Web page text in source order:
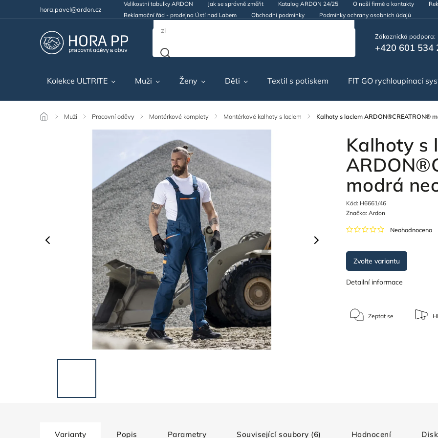
hora.pavel@ardon.cz
Velikostní tabulky ARDON Jak se správně změřit Katalog ARDON 24/25 O naší firmě a kontakty
Reklamační řád - prodejna Ústí nad Labem
Obchodní podmínky Podmínky ochrany osobních údajů
Zákaznická podpora:
+420 601 534
Kolekce ULTRITE Muži Ženy Děti Textil s potiskem FIT GO rychloupínací
/ Muži / Pracovní oděvy / Montérkové komplety / Montérkové kalhoty s laclem / Kalhoty s laclem ARDON®CREATRON®
Kalhoty s
modrá
Kód: H6661/46
Neohodnoceno
Značka: Ardon
Zvolte variantu
Detailní informace
Zeptat se
Varianty Popis Parametry Související soubory (6) Hodnocení